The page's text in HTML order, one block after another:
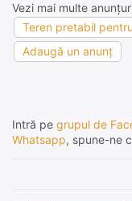
Vezi mai multe
Teren pretabil
Adaugă un anunț
Intră pe grupul de
Whatsapp, spune-ne